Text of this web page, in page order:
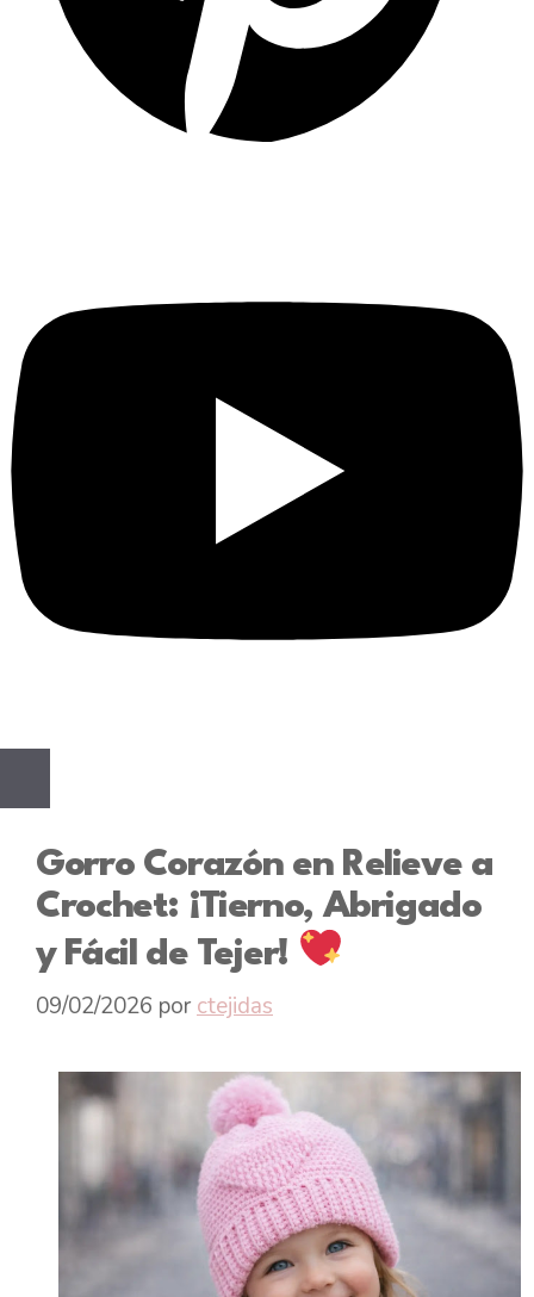
Gorro Corazón en Relieve a
Crochet: ¡Tierno, Abrigado
y Fácil de Tejer!
09/02/2026 por ctejidas